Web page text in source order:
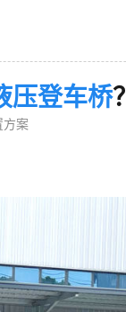
压登车桥？
方案